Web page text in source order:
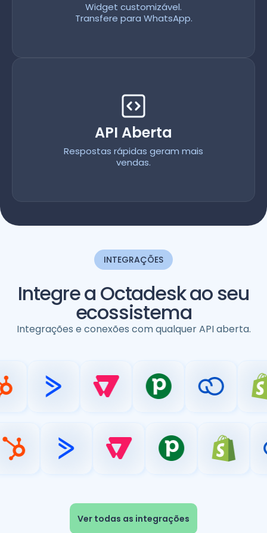
Widget customizável.
Transfere para WhatsApp.
API Aberta
Respostas rápidas geram mais
vendas.
INTEGRAÇÕES
Integre a Octadesk ao seu
ecossistema
Integrações e conexões com qualquer API aberta.
Ver todas as integrações